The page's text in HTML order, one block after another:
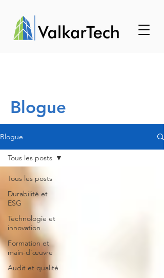
Blogue
Blogue
Tous les posts
Durabilité et
ESG
Technologie et
innovation
Formation et
main-d'œuvre
Audit et qualité
Tous les posts